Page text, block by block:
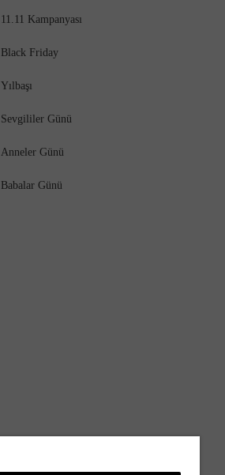
11.11 Kampanyası
Black Friday
Yılbaşı
Sevgililer Günü
Anneler Günü
Babalar Günü